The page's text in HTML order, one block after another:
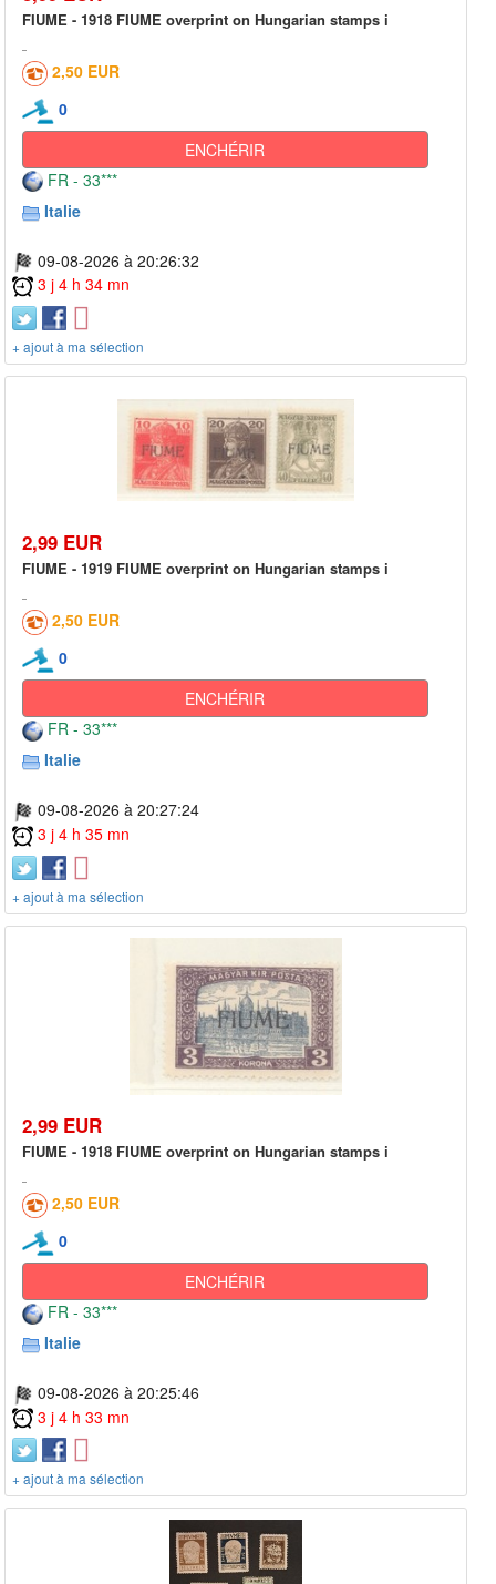
FIUME - 1918 FIUME overprint on Hungarian stamps i
2,50 EUR
0
ENCHÉRIR
FR - 33***
Italie
09-08-2026 à 20:26:32
3 j 4 h 34 mn
+ ajout à ma sélection
2,99 EUR
FIUME - 1919 FIUME overprint on Hungarian stamps i
2,50 EUR
0
ENCHÉRIR
FR - 33***
Italie
09-08-2026 à 20:27:24
3 j 4 h 35 mn
+ ajout à ma sélection
2,99 EUR
FIUME - 1918 FIUME overprint on Hungarian stamps i
2,50 EUR
0
ENCHÉRIR
FR - 33***
Italie
09-08-2026 à 20:25:46
3 j 4 h 33 mn
+ ajout à ma sélection